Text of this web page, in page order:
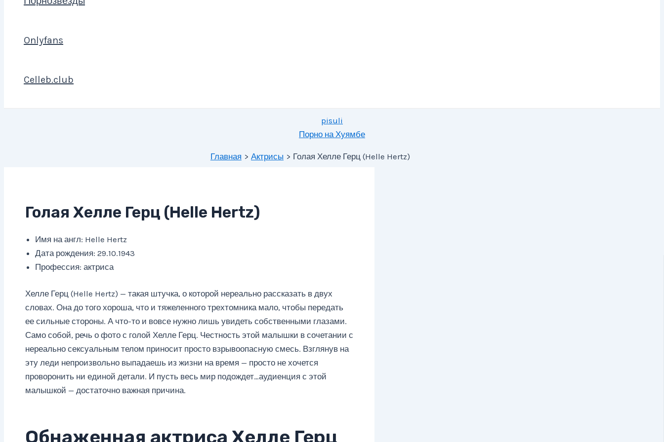
Onlyfans
Celleb.club
pisuli
Порно на Хуямбе
Главная Актрисы Голая Хелле Герц (Helle Hertz)
Голая Хелле Герц (Helle Hertz)
Имя на англ: Helle Hertz
Дата рождения: 29.10.1943
Профессия: актриса
Хелле Герц (Helle Hertz) — такая штучка, о которой нереально рассказать в двух
словах. Она до того хороша, что и тяжеленного трехтомника мало, чтобы передать
ее сильные стороны. А что-то и вовсе нужно лишь увидеть собственными глазами.
Само собой, речь о фото с голой Хелле Герц. Честность этой малышки в сочетании с
нереально сексуальным телом приносит просто взрывоопасную смесь. Взглянув на
эту леди непроизвольно выпадаешь из жизни на время — просто не хочется
проворонить ни единой детали. И пусть весь мир подождет…аудиенция с этой
малышкой — достаточно важная причина.
Обнаженная актриса Хелле Герц